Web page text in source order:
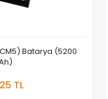
Batarya (5200
TL